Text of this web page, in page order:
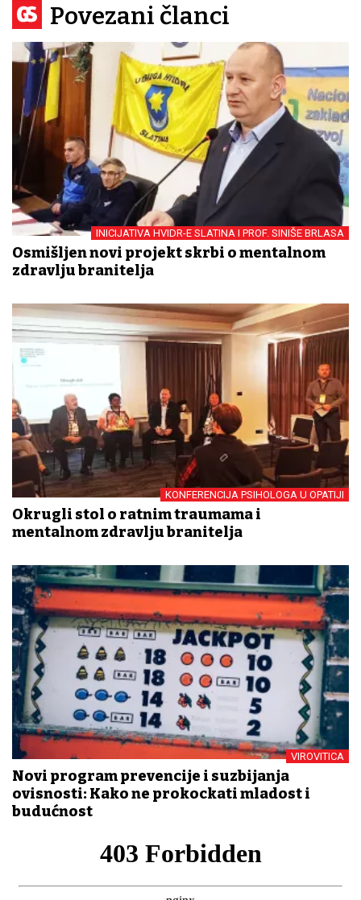
Povezani članci
INICIJATIVA HVIDR-E SLATINA I PROF. SINIŠE BRLASA
Osmišljen novi projekt skrbi o mentalnom
zdravlju branitelja
KONFERENCIJA PSIHOLOGA U OPATIJI
Okrugli stol o ratnim traumama i
mentalnom zdravlju branitelja
VIROVITICA
Novi program prevencije i suzbijanja
ovisnosti: Kako ne prokockati mladost i
budućnost